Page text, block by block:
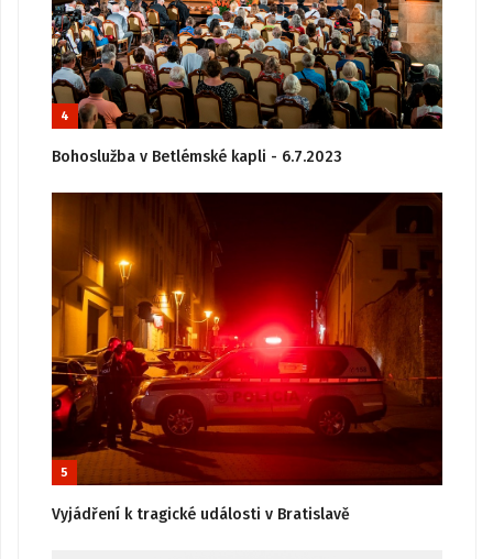
4
Bohoslužba v Betlémské kapli - 6.7.2023
5
Vyjádření k tragické události v Bratislavě